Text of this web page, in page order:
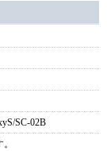
SC-02B